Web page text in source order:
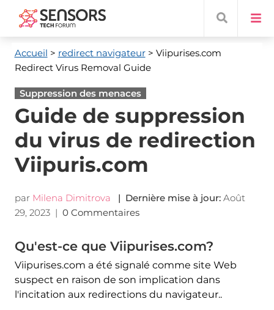
Accueil > redirect navigateur > Viipurises.com
Redirect Virus Removal Guide
Suppression des menaces
Guide de suppression
du virus de redirection
Viipuris.com
par Milena Dimitrova | Dernière mise à jour: Août
29, 2023| 0 Commentaires
Qu'est-ce que Viipurises.com?
Viipurises.com a été signalé comme site Web
suspect en raison de son implication dans
l'incitation aux redirections du navigateur..